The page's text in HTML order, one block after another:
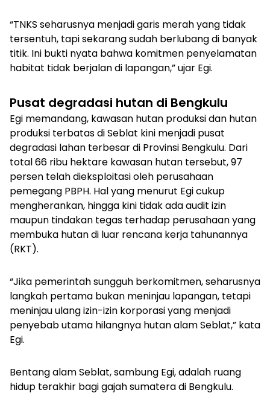
“TNKS seharusnya menjadi garis merah yang tidak
tersentuh, tapi sekarang sudah berlubang di banyak
titik. Ini bukti nyata bahwa komitmen penyelamatan
habitat tidak berjalan di lapangan,” ujar Egi.
Pusat degradasi hutan di Bengkulu
Egi memandang, kawasan hutan produksi dan hutan
produksi terbatas di Seblat kini menjadi pusat
degradasi lahan terbesar di Provinsi Bengkulu. Dari
total 66 ribu hektare kawasan hutan tersebut, 97
persen telah dieksploitasi oleh perusahaan
pemegang PBPH. Hal yang menurut Egi cukup
mengherankan, hingga kini tidak ada audit izin
maupun tindakan tegas terhadap perusahaan yang
membuka hutan di luar rencana kerja tahunannya
(RKT).
“Jika pemerintah sungguh berkomitmen, seharusnya
langkah pertama bukan meninjau lapangan, tetapi
meninjau ulang izin-izin korporasi yang menjadi
penyebab utama hilangnya hutan alam Seblat,” kata
Egi.
Bentang alam Seblat, sambung Egi, adalah ruang
hidup terakhir bagi gajah sumatera di Bengkulu.